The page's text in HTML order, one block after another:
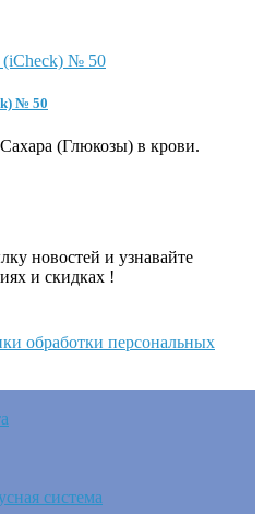
№ 50
(Глюкозы) в крови.
новостей и узнавайте
и скидках !
обработки персональных
система